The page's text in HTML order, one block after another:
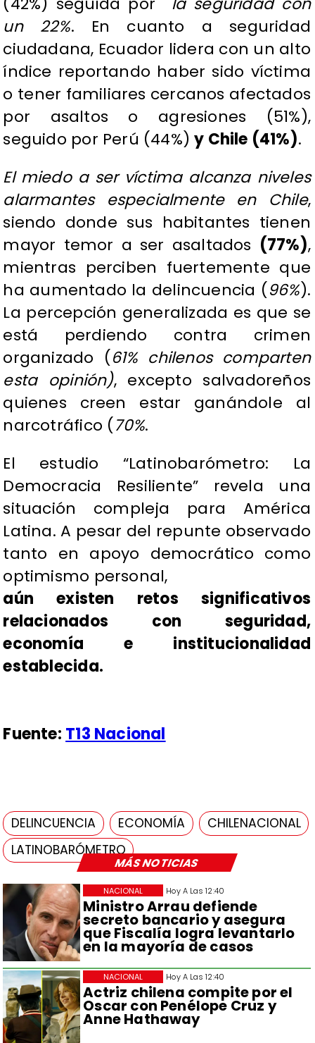
MÁS NOTICIAS
Hoy A Las 12:40
Ministro Arrau defiende
secreto bancario y asegura
que Fiscalía logra levantarlo
en la mayoría de casos
NACIONAL
Hoy A Las 12:40
Actriz chilena compite por el
Oscar con Penélope Cruz y
Anne Hathaway
NACIONAL
un 22%. En cuanto a seguridad
ciudadana, Ecuador lidera con un alto
índice reportando haber sido víctima
o tener familiares cercanos afectados
por asaltos o agresiones (51%),
seguido por Perú (44%)y Chile (41%).
El miedo a ser víctima alcanza niveles
alarmantes especialmente en Chile,
siendo donde sus habitantes tienen
mayor temor a ser asaltados (77%),
mientras perciben fuertemente que
ha aumentado la delincuencia (96%).
La percepción generalizada es que se
está perdiendo contra crimen
organizado (61% chilenos comparten
esta opinión), excepto salvadoreños
quienes creen estar ganándole al
narcotráfico (70%.
El estudio “Latinobarómetro: La
Democracia Resiliente” revela una
situación compleja para América
Latina. A pesar del repunte observado
tanto en apoyo democrático como
optimismo personal,
aún existen retos significativos
relacionados con seguridad,
economía e institucionalidad
establecida.
Fuente: T13 Nacional
DELINCUENCIA ECONOMÍA
CHILENACIONAL
LATINOBARÓMETRO